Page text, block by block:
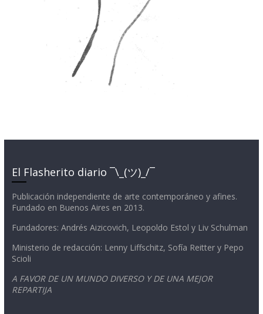
El Flasherito diario ¯\_(ツ)_/¯
Publicación independiente de arte contemporáneo y afines.
Fundado en Buenos Aires en 2013.
Fundadores: Andrés Aizicovich, Leopoldo Estol y Liv Schulman
Ministerio de redacción: Lenny Liffschitz, Sofía Reitter y Pepo
Scioli
A FAVOR DE UN MUNDO DIVERSO Y DE UNA MEJOR
REPARTIJA